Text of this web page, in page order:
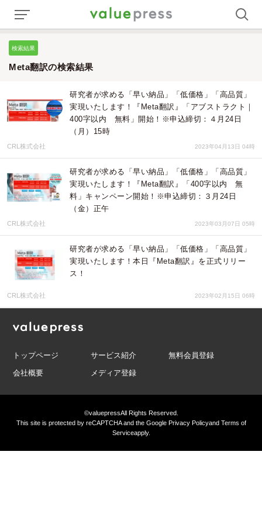
検索結果
Meta翻訳の検索結果
​研究者が求める「早い納品」「低価格」「高品質」
実現いたします！『Meta翻訳』「アブストラクト｜
400字以内 無料」開始！※申込締切：４月24日
（月）15時
CRL株式会社 2023年04月13日 04時
​研究者が求める「早い納品」「低価格」「高品質」
実現いたします！『Meta翻訳』「400字以内 無
料」キャンペーン開始！※申込締切：３月24日
（金）正午
CRL株式会社 2023年03月07日 05時
​研究者が求める「早い納品」「低価格」「高品質」
実現いたします！本日『Meta翻訳』を正式リリー
ス！
CRL株式会社 2023年02月15日 06時
トップページ サービス紹介
無料会員登録
会社概要
メディア登録
©valuepressAll Rights Reserved.
This site is protected by reCAPTCHA and the GooglePrivacy PolicyandTerms of
Serviceapply.